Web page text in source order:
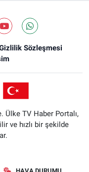
Sözleşmesi
Ülke TV Haber Portalı,
ve hızlı bir şekilde